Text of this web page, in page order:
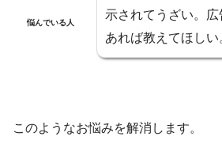
悩んでいる人
示されてうざい。
あれば教えてほしい
このようなお悩みを解消します。